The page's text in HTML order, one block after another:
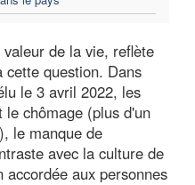
de la vie, reflète
cette question. Dans
le 3 avril 2022, les
chômage (plus d'un
le manque de
avec la culture de
aux personnes